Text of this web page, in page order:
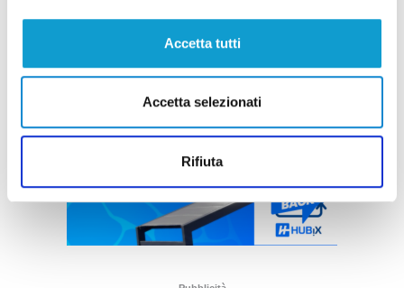
Accetta tutti
Accetta selezionati
Rifiuta